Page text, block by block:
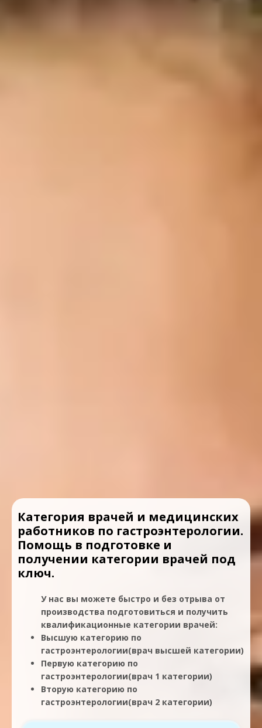
Категория врачей и медицинских
работников по гастроэнтерологии.
Помощь в подготовке и
получении категории врачей под
ключ.
У нас вы можете быстро и без отрыва от
производства подготовиться и получить
квалификационные категории врачей:
Высшую категорию по
гастроэнтерологии(врач высшей категории)
Первую категорию по
гастроэнтерологии(врач 1 категории)
Вторую категорию по
гастроэнтерологии(врач 2 категории)